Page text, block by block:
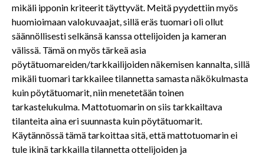
mikäli ipponin kriteerit täyttyvät. Meitä pyydettiin myös
huomioimaan valokuvaajat, sillä eräs tuomari oli ollut
säännöllisesti selkänsä kanssa ottelijoiden ja kameran
välissä. Tämä on myös tärkeä asia
pöytätuomareiden/tarkkailijoiden näkemisen kannalta, sillä
mikäli tuomari tarkkailee tilannetta samasta näkökulmasta
kuin pöytätuomarit, niin menetetään toinen
tarkastelukulma. Mattotuomarin on siis tarkkailtava
tilanteita aina eri suunnasta kuin pöytätuomarit.
Käytännössä tämä tarkoittaa sitä, että mattotuomarin ei
tule ikinä tarkkailla tilannetta ottelijoiden ja